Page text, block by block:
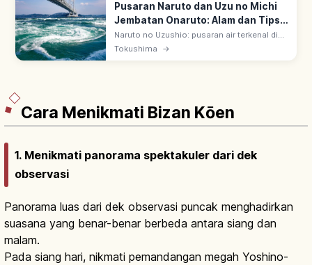
Pusaran Naruto dan Uzu no Michi
Jembatan Onaruto: Alam dan Tips
Berkunjung
Naruto no Uzushio: pusaran air terkenal di
Selat Naruto. Uzu no Michi—skywalk 450 m
Tokushima →
Cara Menikmati Bizan Kōen
1. Menikmati panorama spektakuler dari dek
observasi
Panorama luas dari dek observasi puncak menghadirkan
suasana yang benar-benar berbeda antara siang dan
malam.
Pada siang hari, nikmati pemandangan megah Yoshino-